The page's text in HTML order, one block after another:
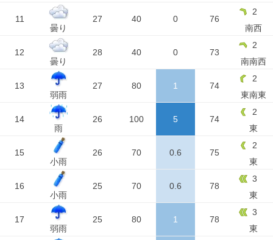
11
曇り
27 40 0 76
2
南西
12
曇り
28 40 0 73
2
南南西
13
弱雨
27 80 1 74
2
東南東
14
雨
26 100 5 74
2
東
15
小雨
26 70 0.6 75
2
東
16
小雨
25 70 0.6 78
3
東
17
弱雨
25 80 1 78
3
東